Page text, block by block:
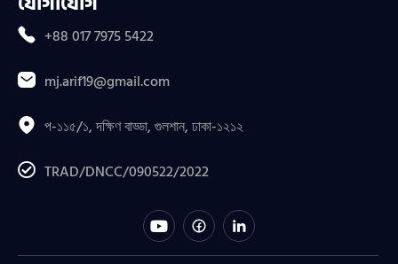
+88 017 7975 5422
mj.arif19@gmail.com
প-১১৫/১, দক্ষিণ বাড্ডা, গুলশান, ঢাকা-১২১২
TRAD/DNCC/090522/2022